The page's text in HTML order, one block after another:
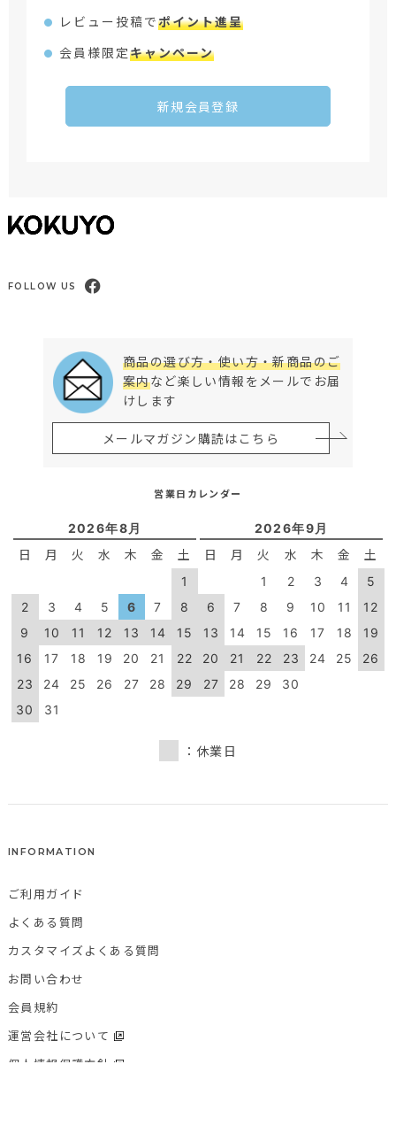
レビュー投稿でポイント進呈
会員様限定キャンペーン
新規会員登録
FOLLOW US
商品の選び方・使い方・新商品のご
案内など楽しい情報をメールでお届
けします
メールマガジン購読はこちら
営業日カレンダー
2026年8月
日 月 火 水 木 金 土
1
2
3 4 5 6 7
8
9
10 11 12 13 14
15
16
17 18 19 20 21
22
23
24 25 26 27 28
29
30
31
2026年9月
日 月 火 水 木 金 土
1 2 3 4
5
6
7 8 9 10 11
12
13
14 15 16 17 18
19
20
21 22 23 24 25
26
27
28 29 30
：休業日
INFORMATION
ご利用ガイド
よくある質問
カスタマイズよくある質問
お問い合わせ
会員規約
運営会社について
個人情報保護方針